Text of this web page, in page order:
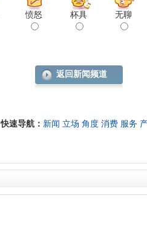
愤怒 杯具 无聊
返回新闻频道
快速导航： 新闻 立场 角度 消费 服务